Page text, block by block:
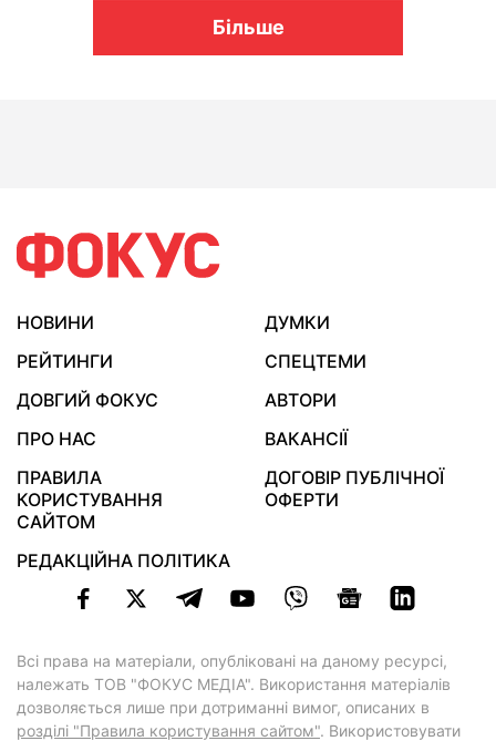
Більше
НОВИНИ
ДУМКИ
РЕЙТИНГИ
СПЕЦТЕМИ
ДОВГИЙ ФОКУС
АВТОРИ
ПРО НАС
ВАКАНСІЇ
ПРАВИЛА
КОРИСТУВАННЯ
САЙТОМ
ДОГОВІР ПУБЛІЧНОЇ
ОФЕРТИ
РЕДАКЦІЙНА ПОЛІТИКА
Всі права на матеріали, опубліковані на даному ресурсі,
належать ТОВ "ФОКУС МЕДІА". Використання матеріалів
дозволяється лише при дотриманні вимог, описаних в
розділі "Правила користування сайтом". Використовувати